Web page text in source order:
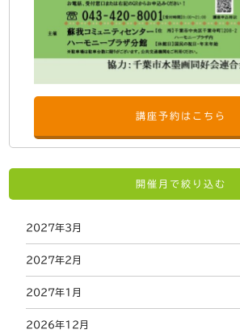
講座予約はこちら
開催月で絞り込む
2027年3月
2027年2月
2027年1月
2026年12月